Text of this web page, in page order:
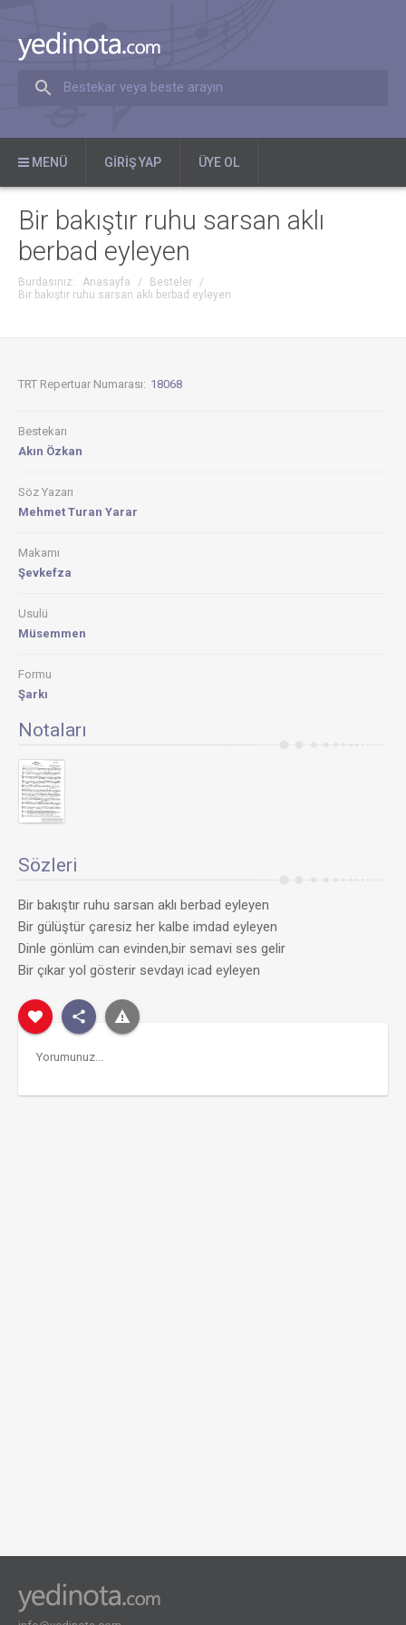
Bestekar veya beste arayın
MENÜ GIRIŞ YAP ÜYE OL
Bir bakıştır ruhu sarsan aklı
berbad eyleyen
Burdasınız: Anasayfa / Besteler
/
Bir bakıştır ruhu sarsan aklı berbad eyleyen
TRT Repertuar Numarası: 18068
Bestekarı
Akın Özkan
Söz Yazarı
Mehmet Turan Yarar
Makamı
Şevkefza
Usulü
Müsemmen
Formu
Şarkı
Notaları
Sözleri
Bir bakıştır ruhu sarsan aklı berbad eyleyen
Bir gülüştür çaresiz her kalbe imdad eyleyen
Dinle gönlüm can evinden,bir semavi ses gelir
Bir çıkar yol gösterir sevdayı icad eyleyen